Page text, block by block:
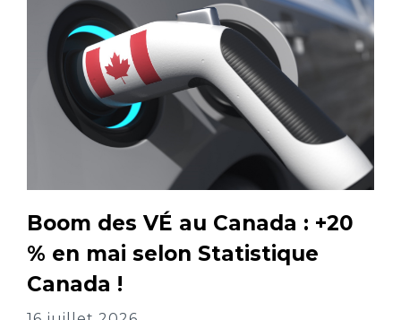
Boom des VÉ au Canada : +20
% en mai selon Statistique
Canada !